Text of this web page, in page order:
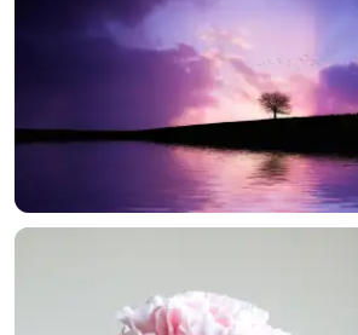
弹幕会在下方多行滚动展示；匿名发送有数量和
99.00